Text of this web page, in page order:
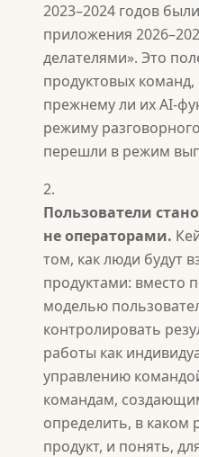
2023–2024 годов
приложения
делателями». Это
продуктовых
прежнему ли их AI-
режиму
перешли в режим
Пользователи
не операторами.
том, как люди будут
продуктами: вместо
моделью
контролировать
работы как
управлению
командам,
определить, в каком
продукт, и понять,